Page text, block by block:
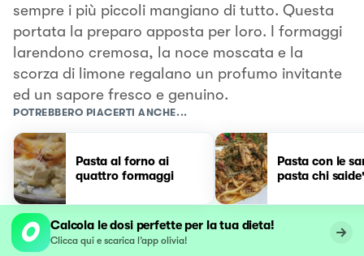
sempre i più piccoli mangiano di tutto. Questa
portata la preparo apposta per loro. I formaggi
larendono cremosa, la noce moscata e la
scorza di limone regalano un profumo invitante
ed un sapore fresco e genuino.
POTREBBERO PIACERTI ANCHE...
Pasta al forno ai
quattro formaggi
Pasta con le
pasta chi
Calcola le dosi perfette per la tua dieta!
Clicca qui e scarica l’app olivia!